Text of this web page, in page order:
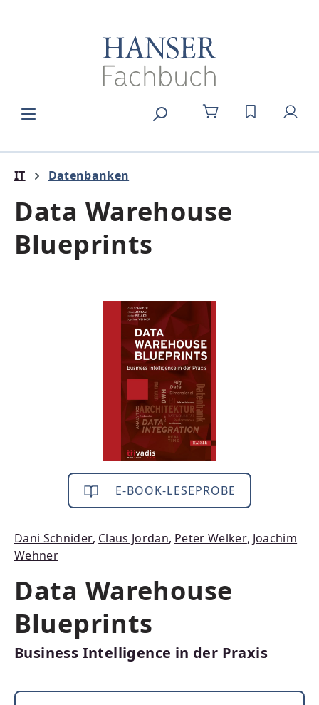
DU HAST 0
IT Datenbanken
Data Warehouse
Blueprints
Bildergalerie überspringen
E-BOOK-LESEPROBE
Dani Schnider, Claus Jordan, Peter Welker, Joachim
Wehner
Data Warehouse
Blueprints
Business Intelligence in der Praxis